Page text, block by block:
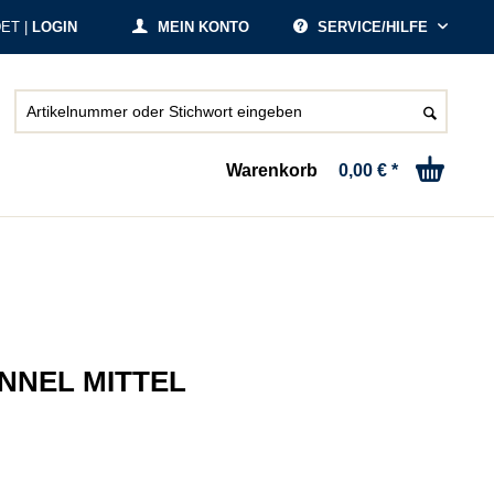
SERVICE/HILFE
MEIN KONTO
| LOGIN
Warenkorb 0,00 € *
MITTEL